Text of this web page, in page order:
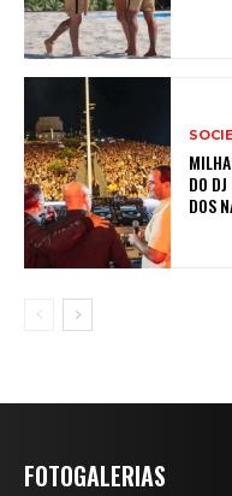
DO
DOS
FOTOGALERIAS